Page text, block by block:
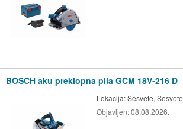
BOSCH aku preklopna pila GCM 18V-216 D
Lokacija:Sesvete, Sesvete
Objavljen:08.08.2026.